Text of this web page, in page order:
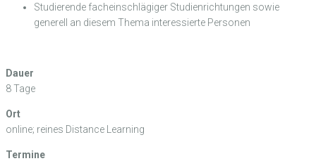
Studierende facheinschlägiger Studienrichtungen sowie
generell an diesem Thema interessierte Personen
Dauer
8 Tage
Ort
online; reines Distance Learning
Termine